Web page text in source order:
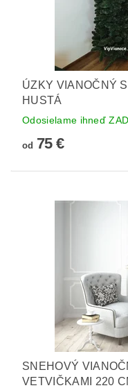
ÚZKY VIANOČNÝ
HUSTÁ
Odosielame ihneď
od 75 €
SNEHOVÝ
VETVIČKAMI 220